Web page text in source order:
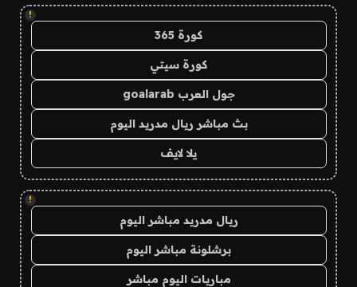
!
كورة 365
كورة سيتي
جول العرب goalarab
بث مباشر ريال مدريد اليوم
يلا لايف
!
ريال مدريد مباشر اليوم
برشلونة مباشر اليوم
مباريات اليوم مباشر